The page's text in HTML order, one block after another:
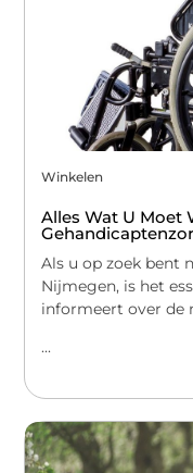
Winkelen
Alles Wat U Moet
Als u op zoek bent
Nijmegen, is het
informeert over de
...